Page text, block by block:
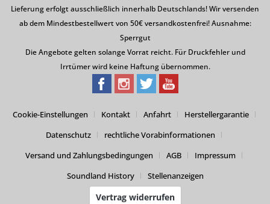
Lieferung erfolgt ausschließlich innerhalb Deutschlands! Wir versenden
ab dem Mindestbestellwert von 50€ versandkostenfrei! Ausnahme:
Sperrgut
Die Angebote gelten solange Vorrat reicht. Für Druckfehler und
Irrtümer wird keine Haftung übernommen.
Cookie-Einstellungen Kontakt Anfahrt
Herstellergarantie
Datenschutz
rechtliche Vorabinformationen
Versand und Zahlungsbedingungen
AGB
Impressum
Soundland History
Stellenanzeigen
Vertrag widerrufen